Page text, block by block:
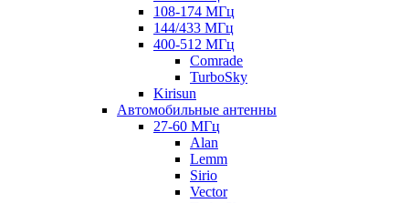
108-174 МГц
144/433 МГц
400-512 МГц
Comrade
TurboSky
Kirisun
Автомобильные антенны
27-60 МГц
Alan
Lemm
Sirio
Vector